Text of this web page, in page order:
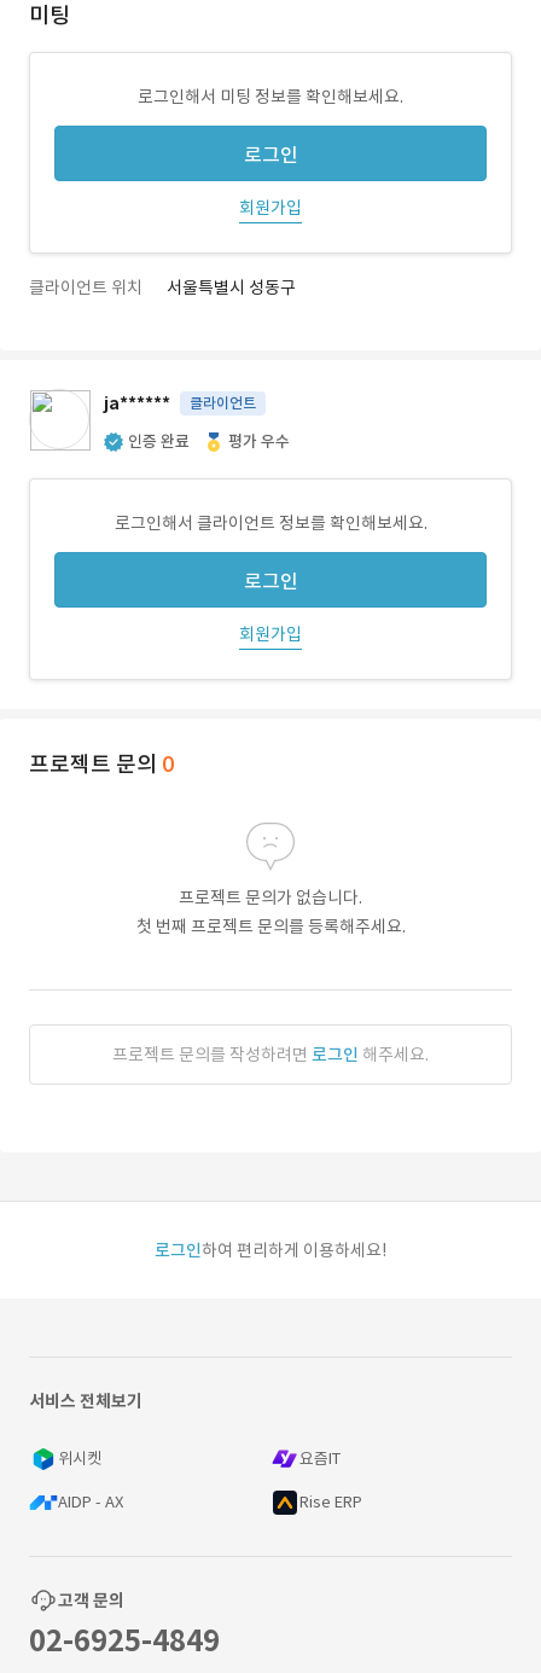
미팅
로그인해서 미팅 정보를 확인해보세요.
로그인
회원가입
클라이언트 위치 서울특별시 성동구
ja****** 클라이언트
인증 완료 평가 우수
로그인해서 클라이언트 정보를 확인해보세요.
로그인
회원가입
프로젝트 문의 0
프로젝트 문의가 없습니다.
첫 번째 프로젝트 문의를 등록해주세요.
프로젝트 문의를 작성하려면 로그인 해주세요.
로그인하여 편리하게 이용하세요!
서비스 전체보기
위시켓 요즘IT
AIDP - AX Rise ERP
고객 문의
02-6925-4849